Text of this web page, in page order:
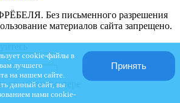
Без письменного разрешения
материалов сайта запрещено.
этом компьютере
cookie-файлы в
лучшего
на нашем сайте.
данный сайт, вы
нами cookie-
Принять